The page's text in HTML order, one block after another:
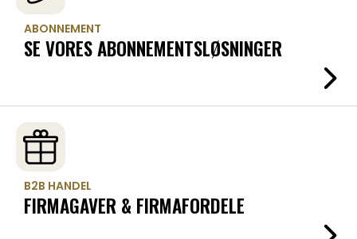
ABONNEMENT
SE VORES ABONNEMENTSLØSNINGER
B2B HANDEL
FIRMAGAVER & FIRMAFORDELE